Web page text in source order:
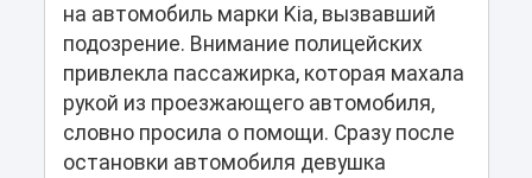
на автомобиль марки Kia, вызвавший
подозрение. Внимание полицейских
привлекла пассажирка, которая махала
рукой из проезжающего автомобиля,
словно просила о помощи. Сразу после
остановки автомобиля девушка